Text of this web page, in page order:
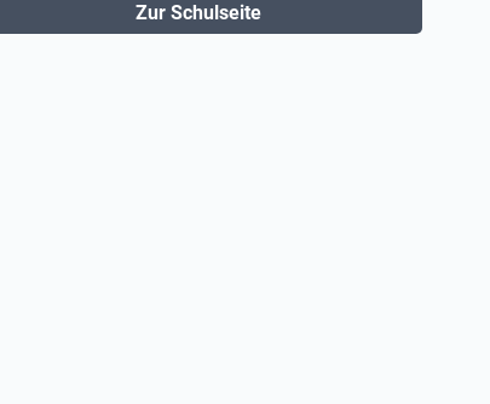
Zur Schulseite